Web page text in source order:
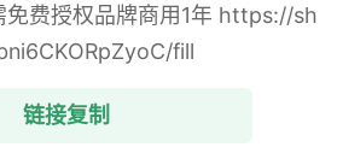
费授权品牌商用1年 https://sh
fill
链接复制